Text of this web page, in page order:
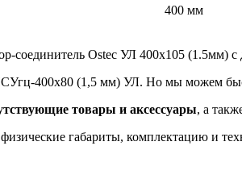
400 мм
соединитель Ostec УЛ 400х105 (1.5мм)
400х80 (1,5 мм) УЛ. Но мы можем
товары и аксессуары, а
габариты, комплектацию и